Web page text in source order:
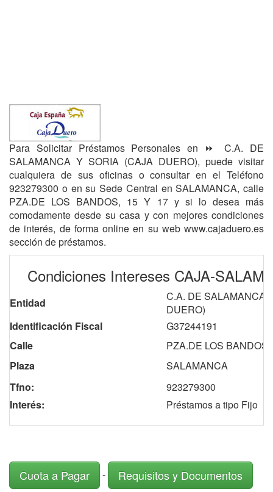
Para Solicitar Préstamos Personales en ⏩ C.A. DE
SALAMANCA Y SORIA (CAJA DUERO), puede visitar
cualquiera de sus oficinas o consultar en el Teléfono
923279300 o en su Sede Central en SALAMANCA, calle
PZA.DE LOS BANDOS, 15 Y 17 y si lo desea más
comodamente desde su casa y con mejores condiciones
de interés, de forma online en su web www.cajaduero.es
sección de préstamos.
Condiciones Intereses CAJA-
Entidad
C.A. DE SALAMANCA
DUERO)
Identificación Fiscal
G37244191
Calle
PZA.DE LOS
Plaza
SALAMANCA
Tfno:
923279300
Interés:
Préstamos a tipo Fijo
Cuota a Pagar - Requisitos y Documentos